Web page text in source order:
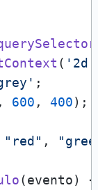
( '2d'
;
, 600 , 400);
"red" ,
(evento) {